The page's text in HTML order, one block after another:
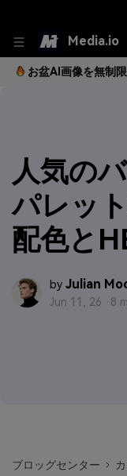
Media.io
お盆AI画像を無制
人気の
パレッ
配色と
by Julian
Jun 11, 26 · 8
ブロッグセンター